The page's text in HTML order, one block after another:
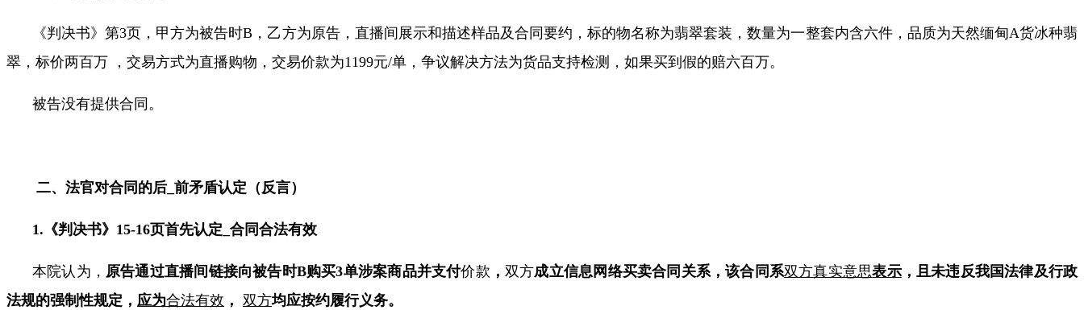
《判决书》第3页，甲方为被告时B ，乙方为原告，直播间展示和描述样品及合同要约，标的物名称为翡翠套装，数量为一整套内含六件，品质为天然缅甸A货冰种翡
翠，标价两百万 ，交易方式为直播购物，交易价款为1199元/单，争议解决方法为货品支持检测，如果买到假的赔六百万。
被告没有提供合同。
二、法官对合同的后 _前矛盾认定（反言）
1. 《判决书》 15-16页首先认定 合同合法有效
本院认为， 原告通过直播间链接向被告时B购买3单涉案商品并支付价款 ，双方成立信息网络买卖合同关系，该合同系双方真实意思表示，且未违反我国法律及行政
法规的强制性规定， 应为合法有效 ， 双方均应按约履行义务。